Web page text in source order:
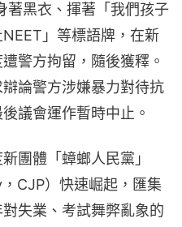
著黑衣、揮著「我們孩子
」等標語牌，在新
警方拘留，隨後獲釋。
論警方涉嫌暴力對待抗
議會運作暫時中止。
團體「蟑螂人民黨」
CJP）快速崛起，匯集
失業、考試舞弊亂象的